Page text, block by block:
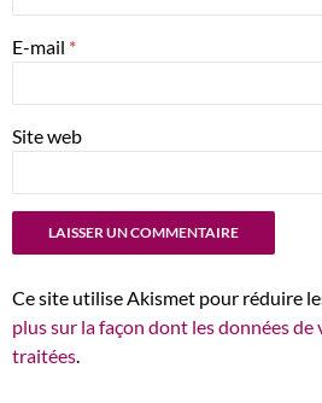
E-mail *
Site web
Ce site utilise Akismet pour réduire
plus sur la façon dont les données
traitées.